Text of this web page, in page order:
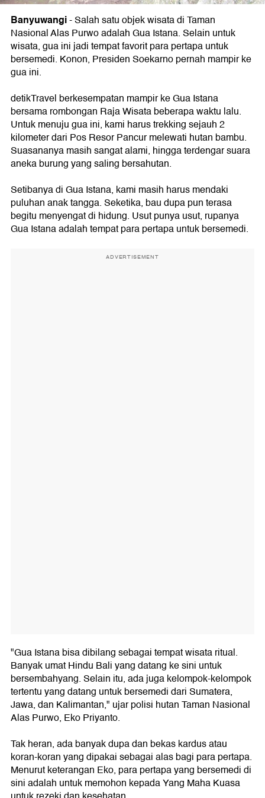
Banyuwangi- Salah satu objek wisata di Taman
Nasional Alas Purwo adalah Gua Istana. Selain untuk
wisata, gua ini jadi tempat favorit para pertapa untuk
bersemedi. Konon, Presiden Soekarno pernah mampir ke
gua ini.
detikTravel berkesempatan mampir ke Gua Istana
bersama rombongan Raja Wisata beberapa waktu lalu.
Untuk menuju gua ini, kami harus trekking sejauh 2
kilometer dari Pos Resor Pancur melewati hutan bambu.
Suasananya masih sangat alami, hingga terdengar suara
aneka burung yang saling bersahutan.
Setibanya di Gua Istana, kami masih harus mendaki
puluhan anak tangga. Seketika, bau dupa pun terasa
begitu menyengat di hidung. Usut punya usut, rupanya
Gua Istana adalah tempat para pertapa untuk bersemedi.
ADVERTISEMENT
"Gua Istana bisa dibilang sebagai tempat wisata ritual.
Banyak umat Hindu Bali yang datang ke sini untuk
bersembahyang. Selain itu, ada juga kelompok-kelompok
tertentu yang datang untuk bersemedi dari Sumatera,
Jawa, dan Kalimantan," ujar polisi hutan Taman Nasional
Alas Purwo, Eko Priyanto.
Tak heran, ada banyak dupa dan bekas kardus atau
koran-koran yang dipakai sebagai alas bagi para pertapa.
Menurut keterangan Eko, para pertapa yang bersemedi di
sini adalah untuk memohon kepada Yang Maha Kuasa